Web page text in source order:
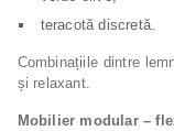
teracotă discretă.
Combinațiile dintre
și relaxant.
Mobilier modular –